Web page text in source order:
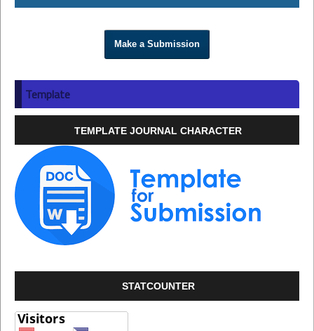
Make a Submission
Template
TEMPLATE JOURNAL CHARACTER
STATCOUNTER